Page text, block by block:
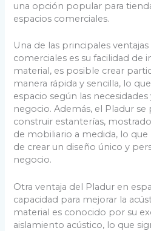
una opción popular para
espacios comerciales.
Una de las principales
comerciales es su facilidad de
material, es posible crear
manera rápida y sencilla, lo
espacio según las necesidades
negocio. Además, el Pladur se
construir estanterías,
de mobiliario a medida, lo
de crear un diseño único y
negocio.
Otra ventaja del Pladur en
capacidad para mejorar la
material es conocido por su
aislamiento acústico, lo que